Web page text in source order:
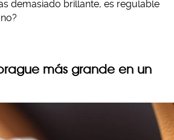
demasiado brillante, es regulable
más grande en un